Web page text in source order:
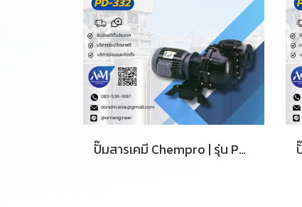
ปั๊มสารเคมี Chempro | รุ่น PD-332